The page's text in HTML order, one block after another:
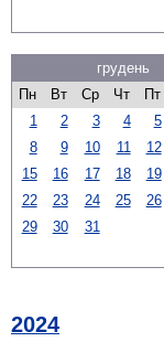
грудень
Пн
Вт Ср Чт Пт
1
2 3 4 5
8
9 10 11 12
15
16 17 18 19
22
23 24 25 26
29
30 31
2024